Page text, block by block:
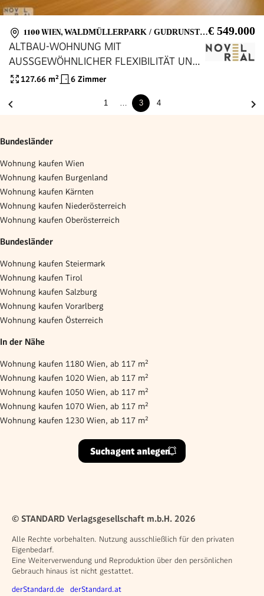
1100 WIEN, WALDMÜLLERPARK / GUDRUNSTRASSE / NEILREICHGASSE € 549.000
ALTBAU-WOHNUNG MIT
AUSSGEWÖHNLICHER FLEXIBILITÄT UND
RAUMNUTZUNG IM "SUPERGRÄTZL
127.66 m² 6 Zimmer
1 … 3 4
Bundesländer
Wohnung kaufen Wien
Wohnung kaufen Burgenland
Wohnung kaufen Kärnten
Wohnung kaufen Niederösterreich
Wohnung kaufen Oberösterreich
Bundesländer
Wohnung kaufen Steiermark
Wohnung kaufen Tirol
Wohnung kaufen Salzburg
Wohnung kaufen Vorarlberg
Wohnung kaufen Österreich
In der Nähe
Wohnung kaufen 1180 Wien, ab 117 m²
Wohnung kaufen 1020 Wien, ab 117 m²
Wohnung kaufen 1050 Wien, ab 117 m²
Wohnung kaufen 1070 Wien, ab 117 m²
Wohnung kaufen 1230 Wien, ab 117 m²
Suchagent anlegen
© STANDARD Verlagsgesellschaft m.b.H. 2026
Alle Rechte vorbehalten. Nutzung ausschließlich für den privaten
Eigenbedarf.
Eine Weiterverwendung und Reproduktion über den persönlichen
Gebrauch hinaus ist nicht gestattet.
Weitere Angebote
derStandard.de derStandard.at